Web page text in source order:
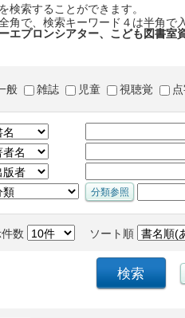
検索することができます。
角で、検索キーワード４は半角で
エプロンシアター、こども図書室
般 雑誌 児童 視聴覚
数 ソート順